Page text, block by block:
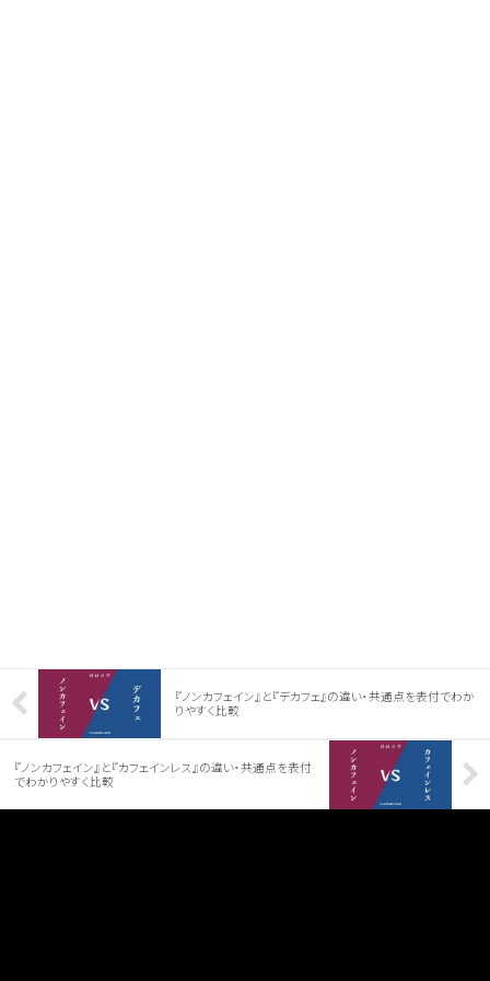
『ノンカフェイン』と『デカフェ』の違い・共通点を表付でわか
りやすく比較
『ノンカフェイン』と『カフェインレス』の違い・共通点を表付
でわかりやすく比較